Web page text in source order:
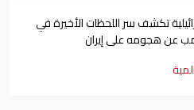
تكشف سر اللحظات الأخيرة في
عن هجومه على إيران